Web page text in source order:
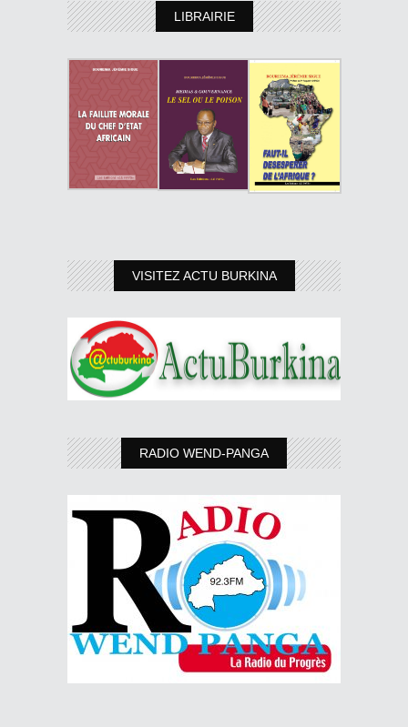
LIBRAIRIE
VISITEZ ACTU BURKINA
RADIO WEND-PANGA